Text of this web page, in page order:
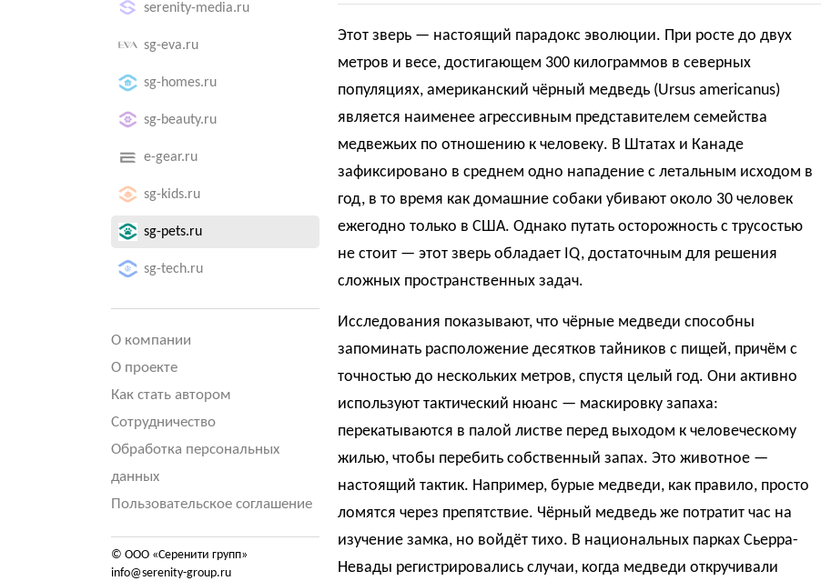
serenity-media.ru
sg-eva.ru
sg-homes.ru
sg-beauty.ru
e-gear.ru
sg-kids.ru
sg-pets.ru
sg-tech.ru
О компании
О проекте
Как стать автором
Сотрудничество
Обработка персональных
данных
Пользовательское соглашение
© ООО «Серенити групп»
info@serenity-group.ru
Этот зверь — настоящий парадокс эволюции. При росте до двух
метров и весе, достигающем 300 килограммов в северных
популяциях, американский чёрный медведь (Ursus americanus)
является наименее агрессивным представителем семейства
медвежьих по отношению к человеку. В Штатах и Канаде
зафиксировано в среднем одно нападение с летальным исходом в
год, в то время как домашние собаки убивают около 30 человек
ежегодно только в США. Однако путать осторожность с трусостью
не стоит — этот зверь обладает IQ, достаточным для решения
сложных пространственных задач.
Исследования показывают, что чёрные медведи способны
запоминать расположение десятков тайников с пищей, причём с
точностью до нескольких метров, спустя целый год. Они активно
используют тактический нюанс — маскировку запаха:
перекатываются в палой листве перед выходом к человеческому
жилью, чтобы перебить собственный запах. Это животное —
настоящий тактик. Например, бурые медведи, как правило, просто
ломятся через препятствие. Чёрный медведь же потратит час на
изучение замка, но войдёт тихо. В национальных парках Сьерра-
Невады регистрировались случаи, когда медведи откручивали